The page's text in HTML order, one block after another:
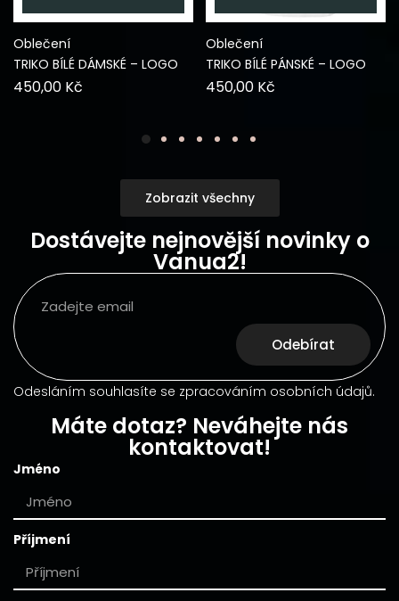
Oblečení
TRIKO BÍLÉ DÁMSKÉ – LOGO
450,00 Kč
Oblečení
TRIKO BÍLÉ PÁNSKÉ – LOGO
450,00 Kč
Zobrazit všechny
Dostávejte nejnovější novinky o
Vanua2!
Odebírat
Odesláním souhlasíte se zpracováním osobních údajů.
Máte dotaz? Neváhejte nás
kontaktovat!
Jméno
Příjmení